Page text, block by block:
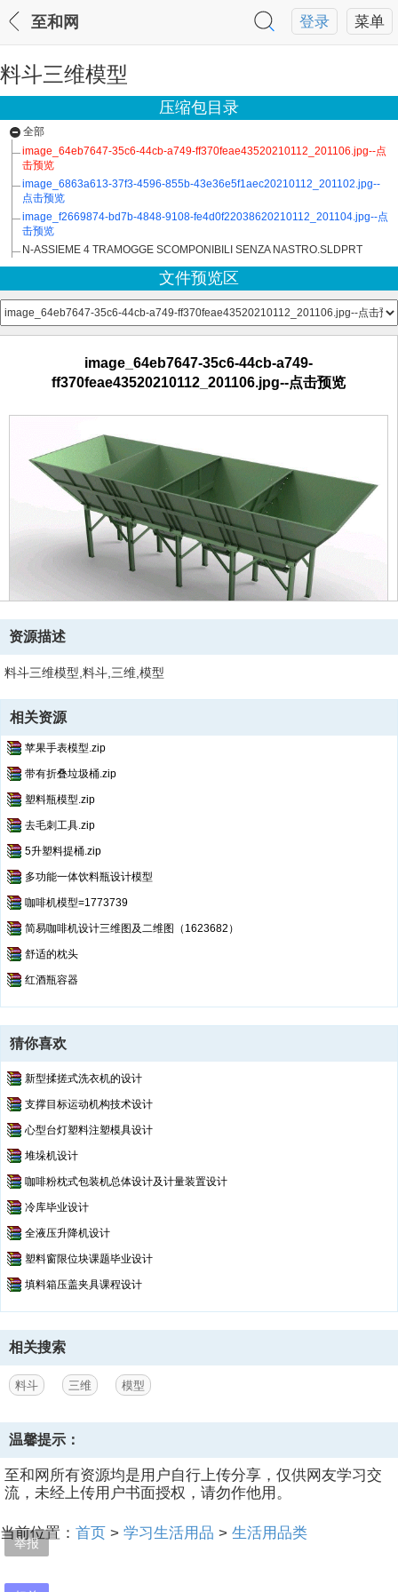
菜单
登录
至和网
料斗三维模型
举报
压缩包目录
全部
image_64eb7647-35c6-44cb-a749-ff370feae43520210112_201106.jpg--点
击预览
image_6863a613-37f3-4596-855b-43e36e5f1aec20210112_201102.jpg--
点击预览
image_f2669874-bd7b-4848-9108-fe4d0f22038620210112_201104.jpg--点
击预览
N-ASSIEME 4 TRAMOGGE SCOMPONIBILI SENZA NASTRO.SLDPRT
文件预览区
image_64eb7647-35c6-44cb-a749-
ff370feae43520210112_201106.jpg--点击预览
资源描述
料斗三维模型,料斗,三维,模型
相关资源
苹果手表模型.zip
带有折叠垃圾桶.zip
塑料瓶模型.zip
去毛刺工具.zip
5升塑料提桶.zip
多功能一体饮料瓶设计模型
咖啡机模型=1773739
简易咖啡机设计三维图及二维图（1623682）
舒适的枕头
红酒瓶容器
猜你喜欢
新型揉搓式洗衣机的设计
支撑目标运动机构技术设计
心型台灯塑料注塑模具设计
堆垛机设计
咖啡粉枕式包装机总体设计及计量装置设计
冷库毕业设计
全液压升降机设计
塑料窗限位块课题毕业设计
填料箱压盖夹具课程设计
相关搜索
料斗 三维 模型
温馨提示：
至和网所有资源均是用户自行上传分享，仅供网友学习交
流，未经上传用户书面授权，请勿作他用。
当前位置： 首页 > 学习生活用品 > 生活用品类